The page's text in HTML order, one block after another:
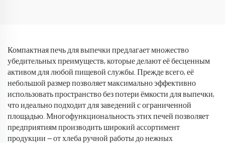
Компактная печь для выпечки предлагает множество
убедительных преимуществ, которые делают её бесценным
активом для любой пищевой службы. Прежде всего, её
небольшой размер позволяет максимально эффективно
использовать пространство без потери ёмкости для выпечки,
что идеально подходит для заведений с ограниченной
площадью. Многофункциональность этих печей позволяет
предприятиям производить широкий ассортимент
продукции — от хлеба ручной работы до нежных